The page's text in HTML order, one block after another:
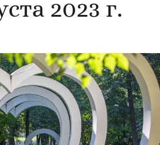
2023 г.